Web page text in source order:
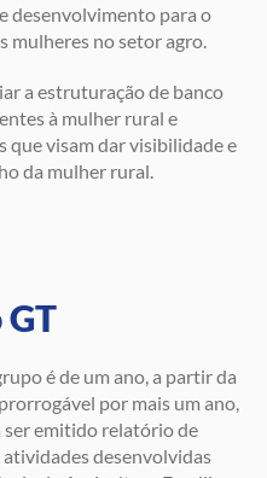
desenvolvimento para o
mulheres no setor agro.
a estruturação de banco
à mulher rural e
que visam dar visibilidade e
da mulher rural.
é de um ano, a partir da
por mais um ano,
ser emitido relatório de
desenvolvidas